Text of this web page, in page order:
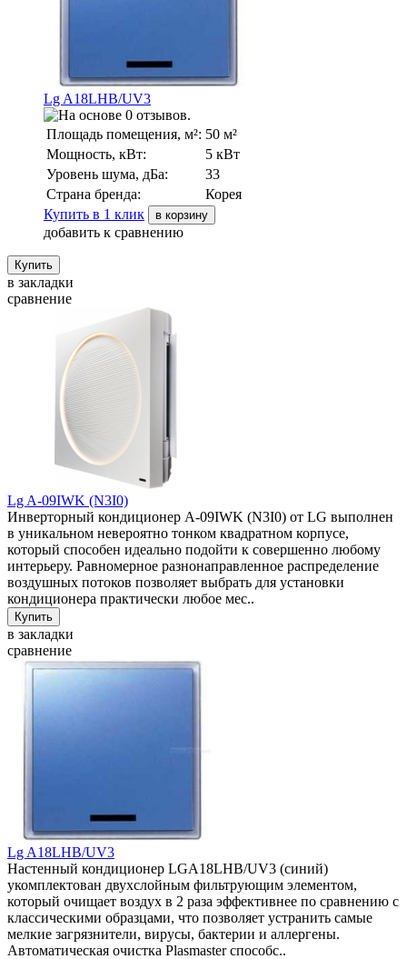
Lg A18LHB/UV3
Площадь помещения, м²: 50 м²
Мощность, кВт:
5 кВт
Уровень шума, дБа:
33
Страна бренда:
Корея
Купить в 1 клик
в корзину
добавить к сравнению
в закладки
сравнение
Lg A-09IWK (N3I0)
Инверторный кондиционер A-09IWK (N3I0) от LG выполнен
в уникальном невероятно тонком квадратном корпусе,
который способен идеально подойти к совершенно любому
интерьеру. Равномерное разнонаправленное распределение
воздушных потоков позволяет выбрать для установки
кондиционера практически любое мес..
в закладки
сравнение
Lg A18LHB/UV3
Настенный кондиционер LGA18LHB/UV3 (синий)
укомплектован двухслойным фильтрующим элементом,
который очищает воздух в 2 раза эффективнее по сравнению с
классическими образцами, что позволяет устранить самые
мелкие загрязнители, вирусы, бактерии и аллергены.
Автоматическая очистка Plasmaster способс..